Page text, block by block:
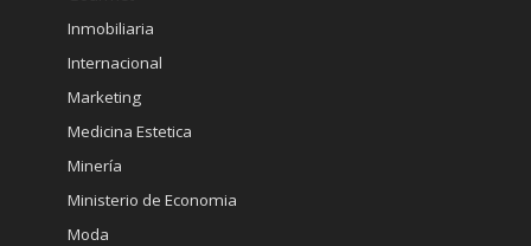
Inmobiliaria
Internacional
Marketing
Medicina Estetica
Minería
Ministerio de Economia
Moda